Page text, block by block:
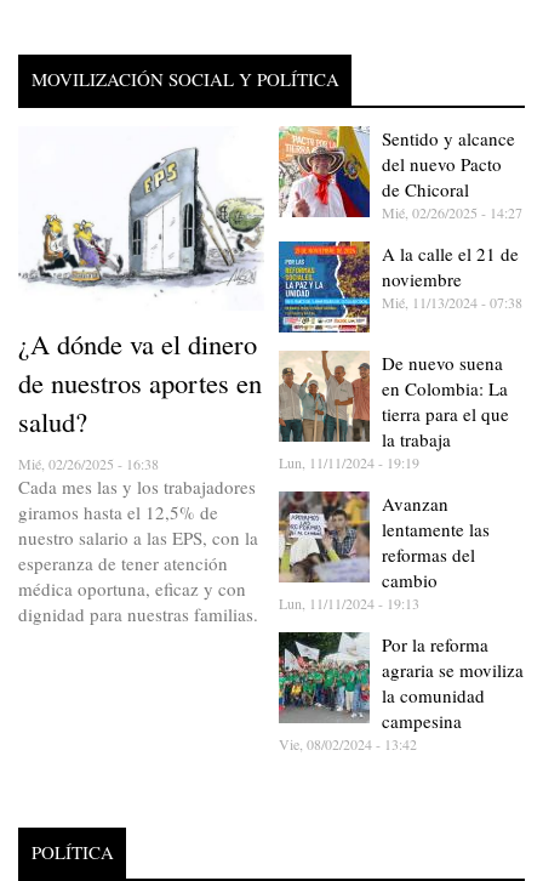
MOVILIZACIÓN SOCIAL Y POLÍTICA
¿A dónde va el dinero
de nuestros aportes en
salud?
Mié, 02/26/2025 - 16:38
Cada mes las y los trabajadores
giramos hasta el 12,5% de
nuestro salario a las EPS, con la
esperanza de tener atención
médica oportuna, eficaz y con
dignidad para nuestras familias.
Sentido y alcance
del nuevo Pacto
de Chicoral
Mié, 02/26/2025 - 14:27
A la calle el 21 de
noviembre
Mié, 11/13/2024 - 07:38
De nuevo suena
en Colombia: La
tierra para el que
la trabaja
Lun, 11/11/2024 - 19:19
Avanzan
lentamente las
reformas del
cambio
Lun, 11/11/2024 - 19:13
Por la reforma
agraria se moviliza
la comunidad
campesina
Vie, 08/02/2024 - 13:42
POLÍTICA